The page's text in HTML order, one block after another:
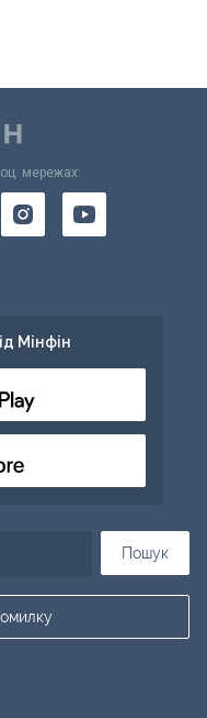
Пошук
мережах:
Мінфін